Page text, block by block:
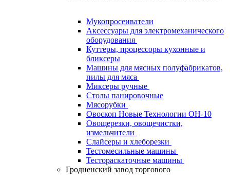
Мукопросеиватели
Аксессуары для электромеханического
оборудования
Куттеры, процессоры кухонные и
бликсеры
Машины для мясных полуфабрикатов,
пилы для мяса
Миксеры ручные
Столы панировочные
Мясорубки
Овоскоп Новые Технологии ОН-10
Овощерезки, овощечистки,
измельчители
Слайсеры и хлеборезки
Тестомесильные машины
Тестораскаточные машины
Гродненский завод торгового